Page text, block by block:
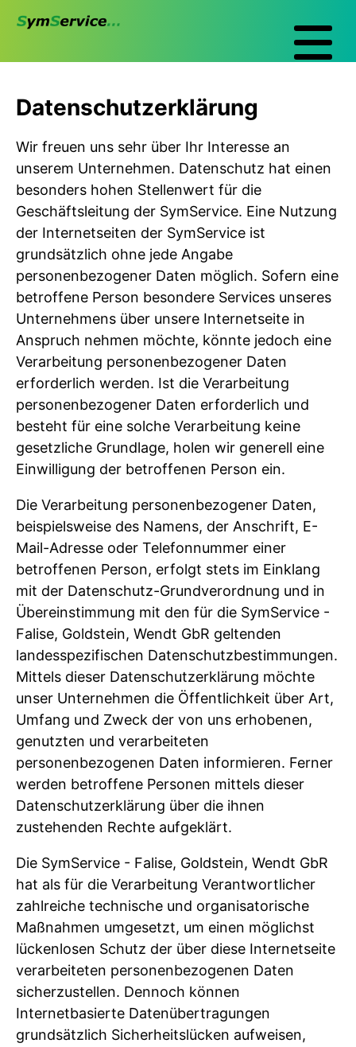
Datenschutzerklärung
Wir freuen uns sehr über Ihr Interesse an
unserem Unternehmen. Datenschutz hat einen
besonders hohen Stellenwert für die
Geschäftsleitung der SymService. Eine Nutzung
der Internetseiten der SymService ist
grundsätzlich ohne jede Angabe
personenbezogener Daten möglich. Sofern eine
betroffene Person besondere Services unseres
Unternehmens über unsere Internetseite in
Anspruch nehmen möchte, könnte jedoch eine
Verarbeitung personenbezogener Daten
erforderlich werden. Ist die Verarbeitung
personenbezogener Daten erforderlich und
besteht für eine solche Verarbeitung keine
gesetzliche Grundlage, holen wir generell eine
Einwilligung der betroffenen Person ein.
Die Verarbeitung personenbezogener Daten,
beispielsweise des Namens, der Anschrift, E-
Mail-Adresse oder Telefonnummer einer
betroffenen Person, erfolgt stets im Einklang
mit der Datenschutz-Grundverordnung und in
Übereinstimmung mit den für die SymService -
Falise, Goldstein, Wendt GbR geltenden
landesspezifischen Datenschutzbestimmungen.
Mittels dieser Datenschutzerklärung möchte
unser Unternehmen die Öffentlichkeit über Art,
Umfang und Zweck der von uns erhobenen,
genutzten und verarbeiteten
personenbezogenen Daten informieren. Ferner
werden betroffene Personen mittels dieser
Datenschutzerklärung über die ihnen
zustehenden Rechte aufgeklärt.
Die SymService - Falise, Goldstein, Wendt GbR
hat als für die Verarbeitung Verantwortlicher
zahlreiche technische und organisatorische
Maßnahmen umgesetzt, um einen möglichst
lückenlosen Schutz der über diese Internetseite
verarbeiteten personenbezogenen Daten
sicherzustellen. Dennoch können
Internetbasierte Datenübertragungen
grundsätzlich Sicherheitslücken aufweisen,